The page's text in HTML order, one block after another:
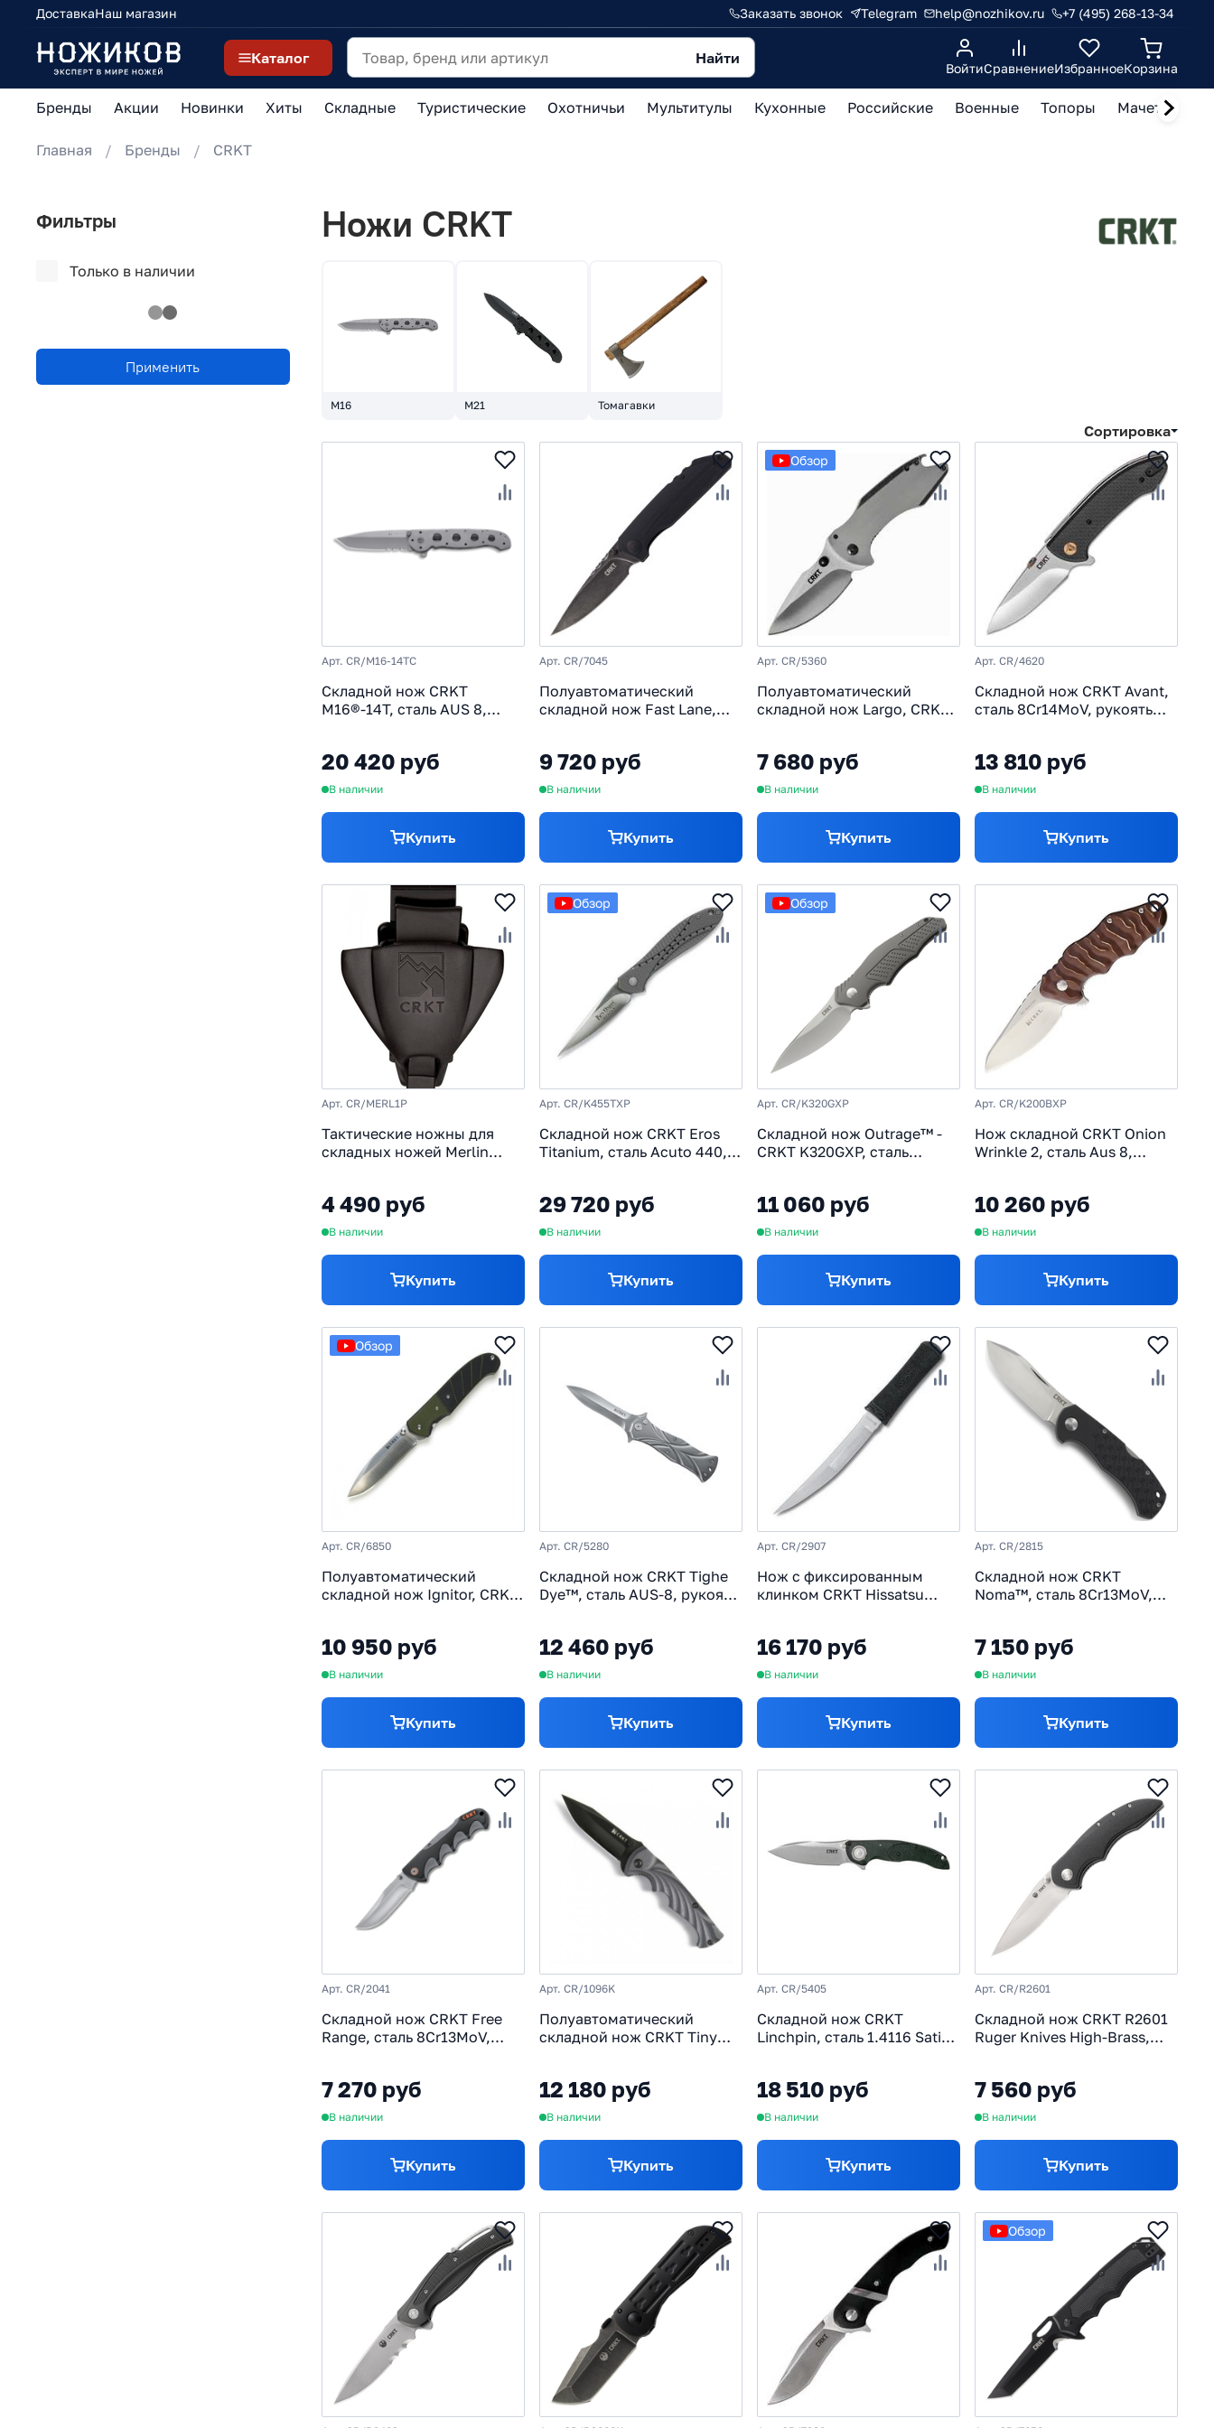
ДоставкаНаш магазин Заказать звонок Telegram help@nozhikov.ru +7 (495) 268-13-34
Каталог Найти
ВойтиСравнениеИзбранноеКорзина
Бренды Акции Новинки Хиты Складные Туристические Охотничьи Мультитулы Кухонные Российские Военные Топоры Мачете,
Главная Бренды CRKT
Ножи CRKT
M16 M21 Томагавки
Сортировка
Арт. CR/M16-14TC
Складной нож CRKT
M16®-14T, сталь AUS 8,
20 420 руб
В наличии
Купить
Арт. CR/7045
Полуавтоматический
складной нож Fast Lane,
G10
9 720 руб
В наличии
Купить
Обзор
Арт. CR/5360
Полуавтоматический
складной нож Largo, CRKT
2Cr13
7 680 руб
В наличии
Купить
Арт. CR/4620
Складной нож CRKT Avant,
сталь 8Cr14MoV, рукоять
13 810 руб
В наличии
Купить
Арт. CR/MERL1P
Тактические ножны для
складных ножей Merlin
4 490 руб
В наличии
Купить
Обзор
Арт. CR/K455TXP
Складной нож CRKT Eros
Titanium, сталь Acuto 440,
29 720 руб
В наличии
Купить
Обзор
Арт. CR/K320GXP
Складной нож Outrage™ -
CRKT K320GXP, сталь
11 060 руб
В наличии
Купить
Арт. CR/K200BXP
Нож складной CRKT Onion
Wrinkle 2, сталь Aus 8,
10 260 руб
В наличии
Купить
Обзор
Арт. CR/6850
Полуавтоматический
складной нож Ignitor, CRKT
G10
10 950 руб
В наличии
Купить
Арт. CR/5280
Складной нож CRKT Tighe
Dye™, сталь AUS-8, рукоять
12 460 руб
В наличии
Купить
Арт. CR/2907
Нож с фиксированным
клинком CRKT Hissatsu
16 170 руб
В наличии
Купить
Арт. CR/2815
Складной нож CRKT
Noma™, сталь 8Cr13MoV,
7 150 руб
В наличии
Купить
Арт. CR/2041
Складной нож CRKT Free
Range, сталь 8Cr13MoV,
7 270 руб
В наличии
Купить
Арт. CR/1096K
Полуавтоматический
складной нож CRKT Tiny
12 180 руб
В наличии
Купить
Арт. CR/5405
Складной нож CRKT
Linchpin, сталь 1.4116 Satin,
18 510 руб
В наличии
Купить
Арт. CR/R2601
Складной нож CRKT R2601
Ruger Knives High-Brass,
7 560 руб
В наличии
Купить
Обзор
Фильтры
Только в наличии
Применить